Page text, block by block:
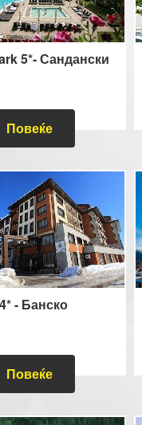
5*- Сандански
Повеќе
- Банско
Повеќе